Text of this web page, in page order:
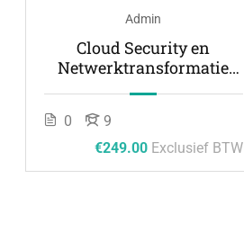
Admin
Cloud Security en
Netwerktransformatie
0
9
€249.00 Exclusief BTW